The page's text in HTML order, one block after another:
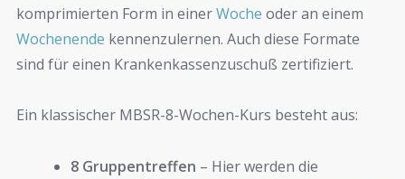
komprimierten Form in einerWoche oder an einem
Wochenende kennenzulernen. Auch diese Formate
sind für einen Krankenkassenzuschuß zertifiziert.
Ein klassischer MBSR-8-Wochen-Kurs besteht aus:
8 Gruppentreffen – Hier werden die